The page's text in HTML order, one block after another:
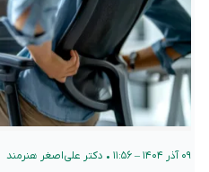
۰۹ آذر ۱۴۰۴ – ۱۱:۵۶ • دکتر علی‌اصغر هنرمند